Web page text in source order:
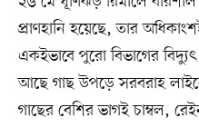
প্রাণহানি হয়েছে, তার
একইভাবে পুরো বিভাগের
আছে গাছ উপড়ে সরবরাহ
গাছের বেশির ভাগই চাম্বল,